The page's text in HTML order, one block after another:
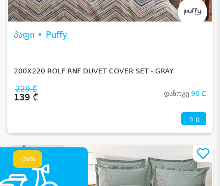
პაფი • Puffy
200X220 ROLF RNF DUVET COVER SET - GRAY
229 ₾
139 ₾ დაზოგე 90 ₾
0
-39%